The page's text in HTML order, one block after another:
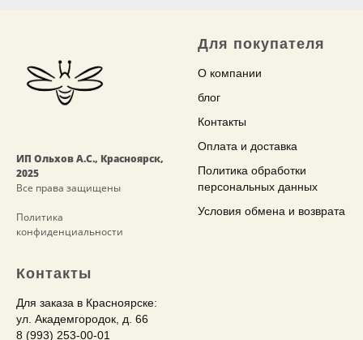
ИП Ольхов А.С., Красноярск,
2025
Все права защищены
Политика
конфиденциальности
Для покупателя
О компании
блог
Контакты
Оплата и доставка
Политика обработки
персональных данных
Условия обмена и возврата
Контакты
Для заказа в Красноярске:
ул. Академгородок, д. 66
8 (993) 253-00-01